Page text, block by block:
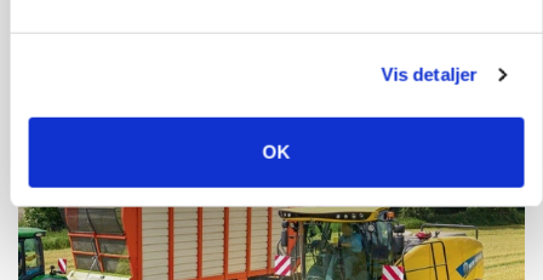
Vis detaljer
OK
Grisenoteringen står stille